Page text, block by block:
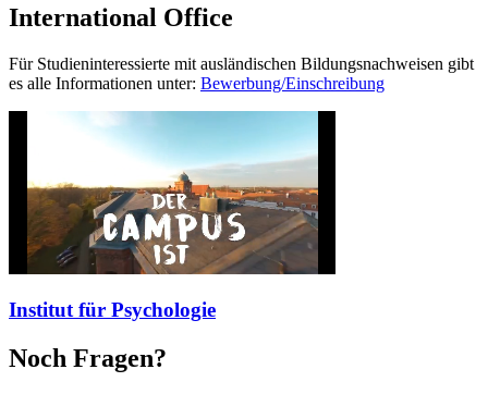
International Office
Für Studieninteressierte mit ausländischen Bildungsnachweisen gibt
es alle Informationen unter: Bewerbung/Einschreibung
Institut für Psychologie
Noch Fragen?